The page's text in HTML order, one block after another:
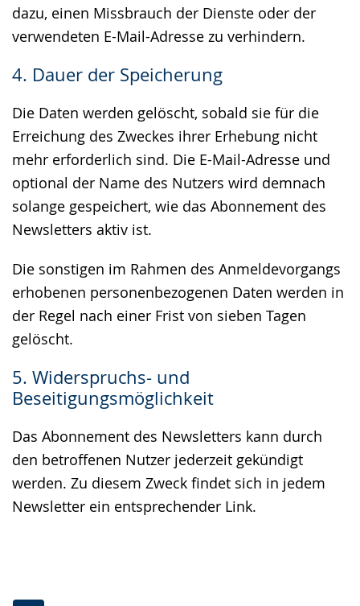
dazu, einen Missbrauch der Dienste oder der
verwendeten E-Mail-Adresse zu verhindern.
4. Dauer der Speicherung
Die Daten werden gelöscht, sobald sie für die
Erreichung des Zweckes ihrer Erhebung nicht
mehr erforderlich sind. Die E-Mail-Adresse und
optional der Name des Nutzers wird demnach
solange gespeichert, wie das Abonnement des
Newsletters aktiv ist.
Die sonstigen im Rahmen des Anmeldevorgangs
erhobenen personenbezogenen Daten werden in
der Regel nach einer Frist von sieben Tagen
gelöscht.
5. Widerspruchs- und
Beseitigungsmöglichkeit
Das Abonnement des Newsletters kann durch
den betroffenen Nutzer jederzeit gekündigt
werden. Zu diesem Zweck findet sich in jedem
Newsletter ein entsprechender Link.